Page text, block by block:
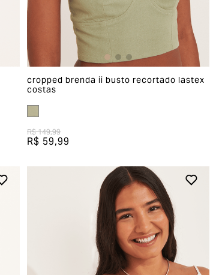
cropped brenda ii busto recortado lastex
costas
R$ 149,99
R$ 59,99